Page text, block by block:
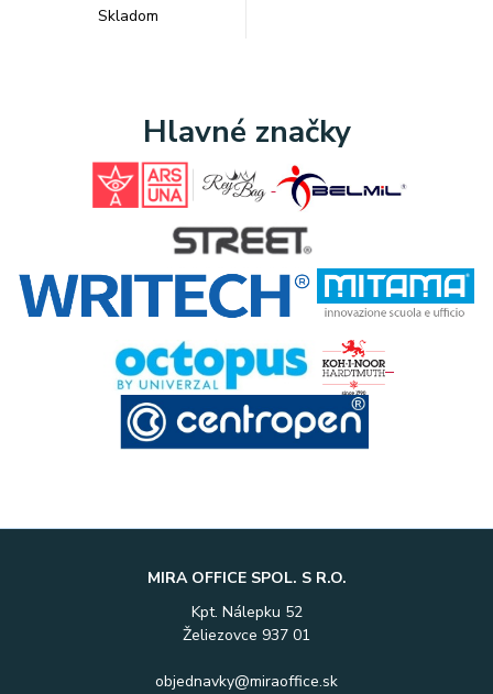
Skladom
Hlavné značky
MIRA OFFICE SPOL. S R.O.
Kpt. Nálepku 52
Želiezovce 937 01
objednavky@miraoffice.sk